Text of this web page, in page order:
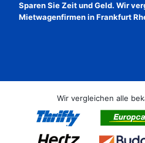
Sparen Sie Zeit und Geld. Wir
Mietwagenfirmen in Frankfurt
Wir vergleichen alle